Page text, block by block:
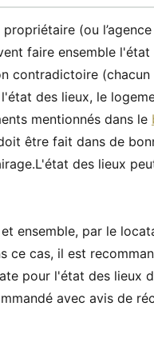
(ou l’agence
faire ensemble l'état
contradictoire (chacun
des lieux, le
mentionnés dans le
être fait dans de
des lieux
ensemble, par le
ce cas, il est
pour l'état des lieux
avec avis de